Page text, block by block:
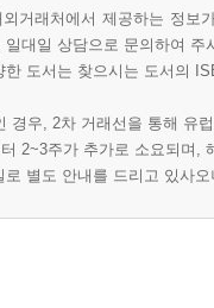
거래처에서 제공하는 정
일대일 상담으로 문의하여 주
한 도서는 찾으시는 도서의
경우, 2차 거래선을 통해 유
2~3주가 추가로 소요되며,
별도 안내를 드리고 있사